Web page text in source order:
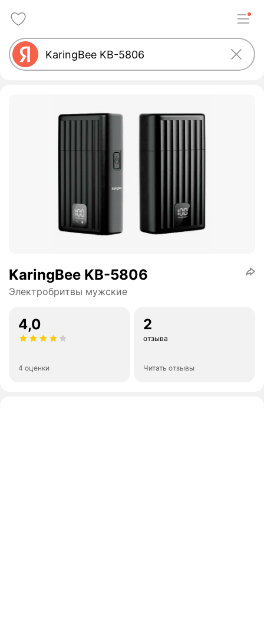
KaringBee KB-5806
Электробритвы мужские
4,0
4 оценки
2
отзыва
Читать отзывы